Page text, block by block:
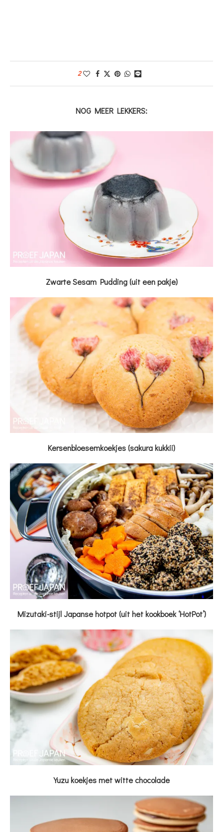
2
NOG MEER LEKKERS:
Zwarte Sesam Pudding (uit een pakje)
Kersenbloesemkoekjes (sakura kukkii)
Mizutaki-stijl Japanse hotpot (uit het kookboek ‘HotPot’)
Yuzu koekjes met witte chocolade